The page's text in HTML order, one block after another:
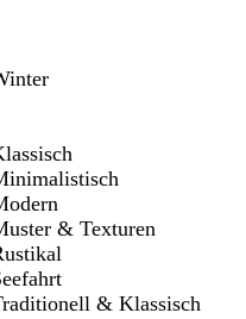
& Texturen
& Klassisch